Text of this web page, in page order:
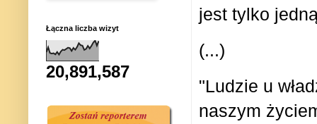
jest tylko
(...)
"Ludzie u
naszym
Łączna liczba wizyt
20,891,587